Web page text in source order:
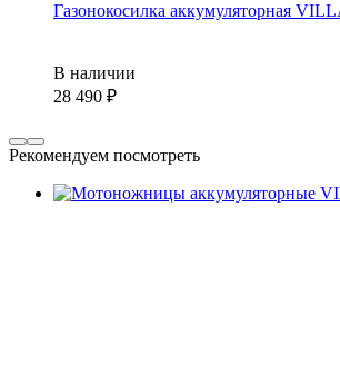
Газонокосилка аккумуляторная
В наличии
28 490
Рекомендуем посмотреть